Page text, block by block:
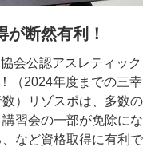
が断然有利！
会公認アスレティック
（2024年度までの三幸
）リゾスポは、多数の
習会の一部が免除にな
など資格取得に有利で